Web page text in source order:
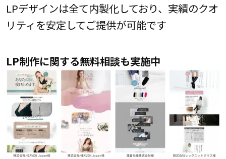
LPデザインは全て内製化しており、実績のクオ
リティを安定してご提供が可能です
LP制作に関する無料相談も実施中